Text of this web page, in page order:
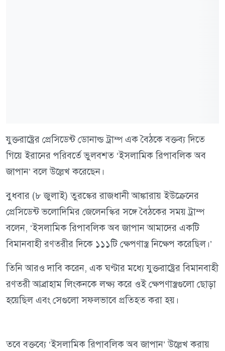
যুক্তরাষ্ট্রের প্রেসিডেন্ট ডোনাল্ড ট্রাম্প এক বৈঠকে বক্তব্য দিতে
গিয়ে ইরানের পরিবর্তে ভুলবশত ‘ইসলামিক রিপাবলিক অব
জাপান’ বলে উল্লেখ করেছেন।
বুধবার (৮ জুলাই) তুরস্কের রাজধানী আঙ্কারায় ইউক্রেনের
প্রেসিডেন্ট ভলোদিমির জেলেনস্কির সঙ্গে বৈঠকের সময় ট্রাম্প
বলেন, ‘ইসলামিক রিপাবলিক অব জাপান আমাদের একটি
বিমানবাহী রণতরীর দিকে ১১১টি ক্ষেপণাস্ত্র নিক্ষেপ করেছিল।’
তিনি আরও দাবি করেন, এক ঘণ্টার মধ্যে যুক্তরাষ্ট্রের বিমানবাহী
রণতরী আব্রাহাম লিংকনকে লক্ষ্য করে ওই ক্ষেপণাস্ত্রগুলো ছোড়া
হয়েছিল এবং সেগুলো সফলভাবে প্রতিহত করা হয়।
তবে বক্তব্যে ‘ইসলামিক রিপাবলিক অব জাপান’ উল্লেখ করায়